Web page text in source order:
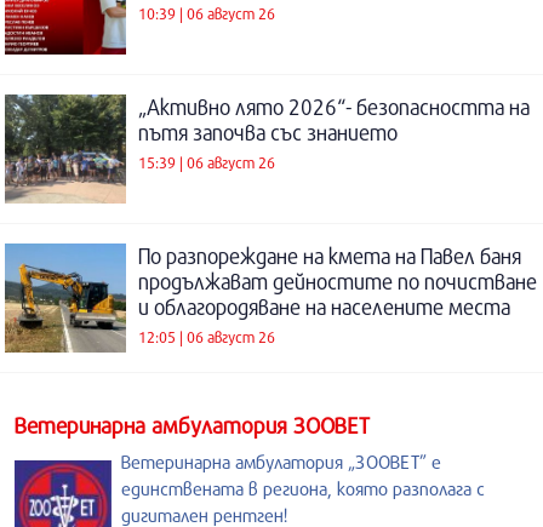
10:39 | 06 август 26
„Активно лято 2026“- безопасността на
пътя започва със знанието
15:39 | 06 август 26
По разпореждане на кмета на Павел баня
продължават дейностите по почистване
и облагородяване на населените места
12:05 | 06 август 26
Ветеринарна амбулатория ЗООВЕТ
Ветеринарна амбулатория „ЗООВЕТ” е
единствената в региона, която разполага с
дигитален рентген!